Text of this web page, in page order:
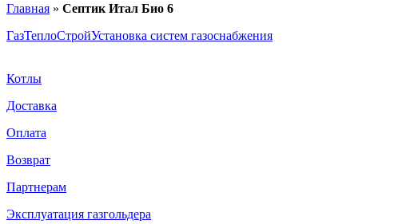
Главная » Септик Итал Био 6
ГазТеплоСтройУстановка систем газоснабжения
Котлы
Доставка
Оплата
Возврат
Партнерам
Эксплуатация газгольдера